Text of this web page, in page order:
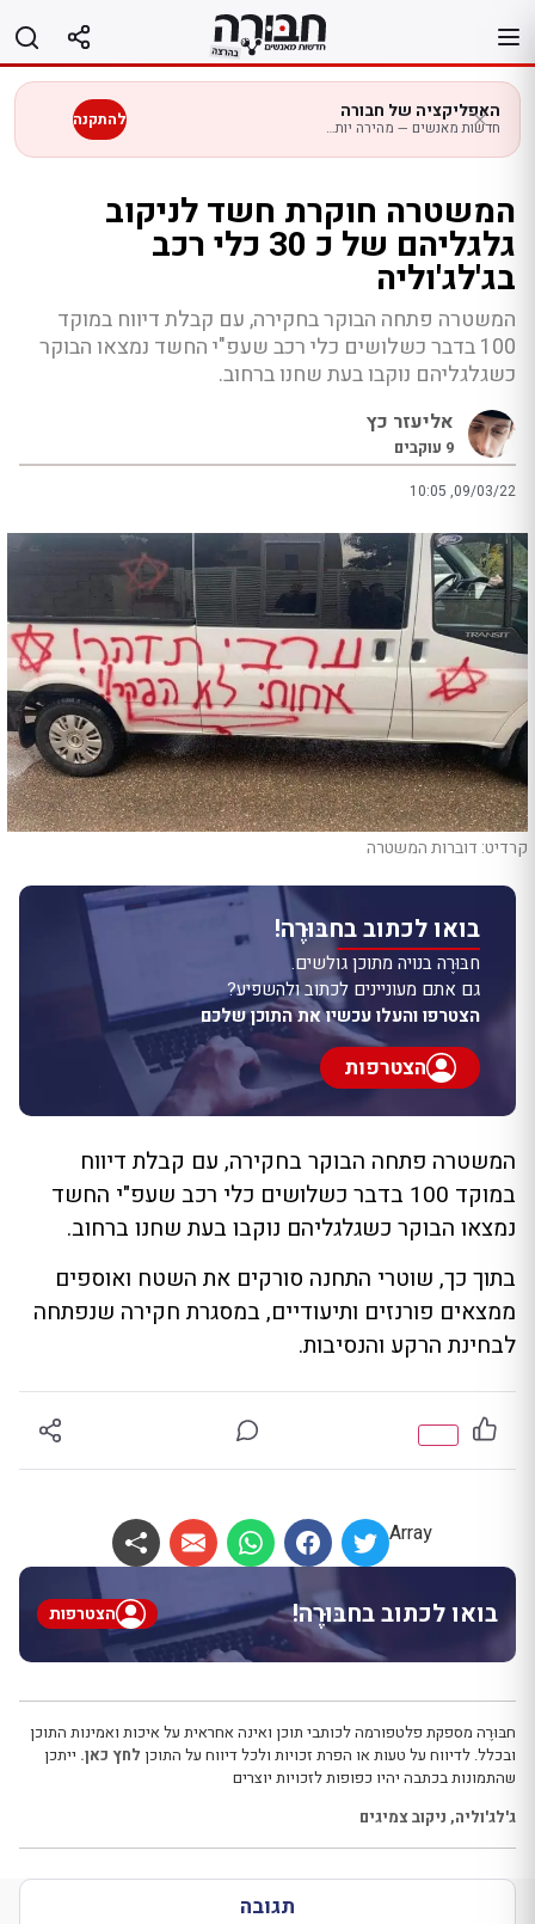
לתוכן
האפליקציה של חבורה
חדשות מאנשים — מהירה יותר בנייד להתקנה
המשטרה חוקרת חשד לניקוב
גלגליהם של כ 30 כלי רכב
בג'לג'וליה
המשטרה פתחה הבוקר בחקירה, עם קבלת דיווח במוקד
100 בדבר כשלושים כלי רכב שעפ"י החשד נמצאו הבוקר
כשגלגליהם נוקבו בעת שחנו ברחוב.
אליעזר כץ
9 עוקבים
10:05 ,09/03/22
קרדיט: דוברות המשטרה
בואו לכתוב בחבּוּרֶה!
חבּוּרֶה בנויה מתוכן גולשים.
גם אתם מעוניינים לכתוב ולהשפיע?
הצטרפו והעלו עכשיו את התוכן שלכם
הצטרפות
המשטרה פתחה הבוקר בחקירה, עם קבלת דיווח
במוקד 100 בדבר כשלושים כלי רכב שעפ"י החשד
נמצאו הבוקר כשגלגליהם נוקבו בעת שחנו ברחוב.
בתוך כך, שוטרי התחנה סורקים את השטח ואוספים
ממצאים פורנזים ותיעודיים, במסגרת חקירה שנפתחה
לבחינת הרקע והנסיבות.
Array
בואו לכתוב בחבּוּרֶה! הצטרפות
חבּוּרֶה מספקת פלטפורמה לכותבי תוכן ואינה אחראית על איכות ואמינות התוכן
ובכלל. לדיווח על טעות או הפרת זכויות ולכל דיווח על התוכן לחץ כאן. ייתכן
שהתמונות בכתבה יהיו כפופות לזכויות יוצרים
ג'לג'וליה, ניקוב צמיגים
תגובה